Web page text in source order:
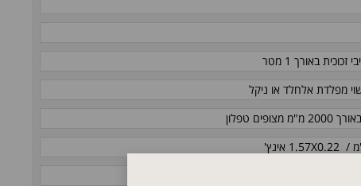
באורך 1 מטר
מפלדת אלחלד או ניקל
טפלון